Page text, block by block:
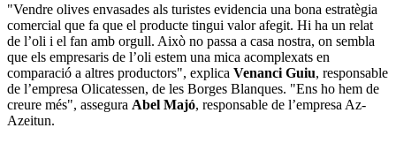
"Vendre olives envasades als turistes evidencia una bona estratègia
comercial que fa que el producte tingui valor afegit. Hi ha un relat
de l’oli i el fan amb orgull. Això no passa a casa nostra, on sembla
que els empresaris de l’oli estem una mica acomplexats en
comparació a altres productors", explica Venanci Guiu, responsable
de l’empresa Olicatessen, de les Borges Blanques. "Ens ho hem de
creure més", assegura Abel Majó, responsable de l’empresa Az-
Azeitun.